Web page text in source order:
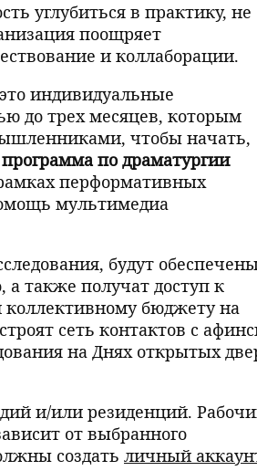
углубиться в практику, не
поощряет
и коллаборации.
индивидуальные
до трех месяцев, которым
чтобы начать,
по драматургии
перформативных
мультимедиа
будут
также получат доступ к
коллективному бюджету на
сеть контактов с
на Днях открытых
и/или резиденций.
от выбранного
создать личный